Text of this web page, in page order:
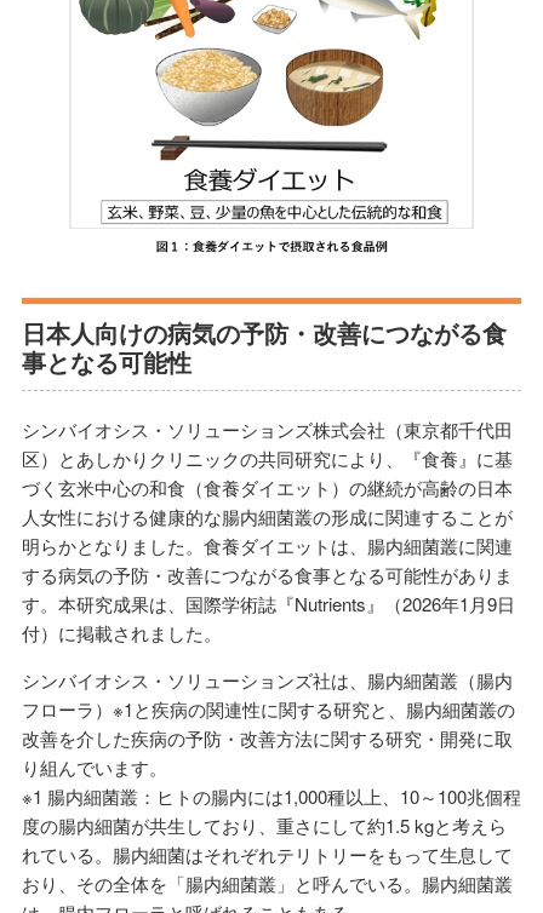
日本人向けの病気の予防・改善につながる食
事となる可能性
シンバイオシス・ソリューションズ株式会社（東京都千代田
区）とあしかりクリニックの共同研究により、『食養』に基
づく玄米中心の和食（食養ダイエット）の継続が高齢の日本
人女性における健康的な腸内細菌叢の形成に関連することが
明らかとなりました。食養ダイエットは、腸内細菌叢に関連
する病気の予防・改善につながる食事となる可能性がありま
す。本研究成果は、国際学術誌『Nutrients』（2026年1月9日
付）に掲載されました。
シンバイオシス・ソリューションズ社は、腸内細菌叢（腸内
フローラ）※1と疾病の関連性に関する研究と、腸内細菌叢の
改善を介した疾病の予防・改善方法に関する研究・開発に取
り組んでいます。
※1 腸内細菌叢：ヒトの腸内には1,000種以上、10～100兆個程
度の腸内細菌が共生しており、重さにして約1.5 kgと考えら
れている。腸内細菌はそれぞれテリトリーをもって生息して
おり、その全体を「腸内細菌叢」と呼んでいる。腸内細菌叢